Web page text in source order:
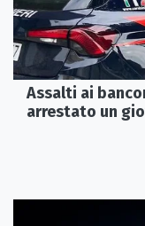
Assalti ai
arrestato un